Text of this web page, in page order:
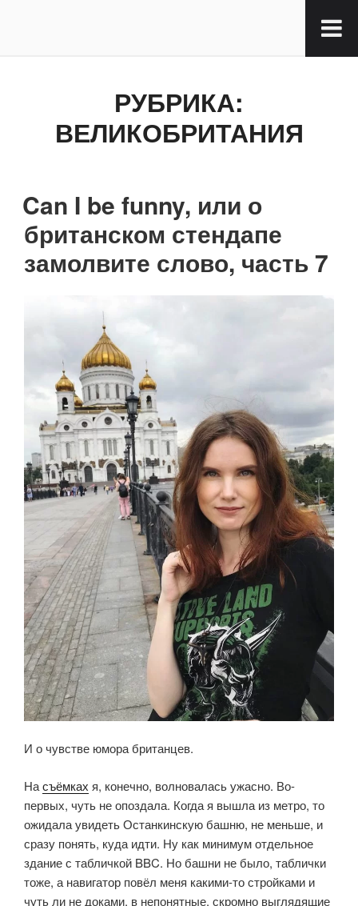
РУБРИКА:
ВЕЛИКОБРИТАНИЯ
Can I be funny, или о
британском стендапе
замолвите слово, часть 7
И о чувстве юмора британцев.
Насъёмках я, конечно, волновалась ужасно. Во-
первых, чуть не опоздала. Когда я вышла из метро, то
ожидала увидеть Останкинскую башню, не меньше, и
сразу понять, куда идти. Ну как минимум отдельное
здание с табличкой BBC. Но башни не было, таблички
тоже, а навигатор повёл меня какими-то стройками и
чуть ли не доками, в непонятные, скромно выглядящие